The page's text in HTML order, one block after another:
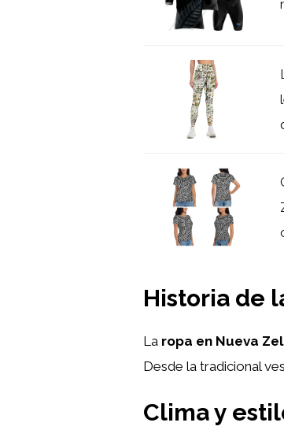
Historia de
La ropa en Nueva
Desde la tradicional
Clima y